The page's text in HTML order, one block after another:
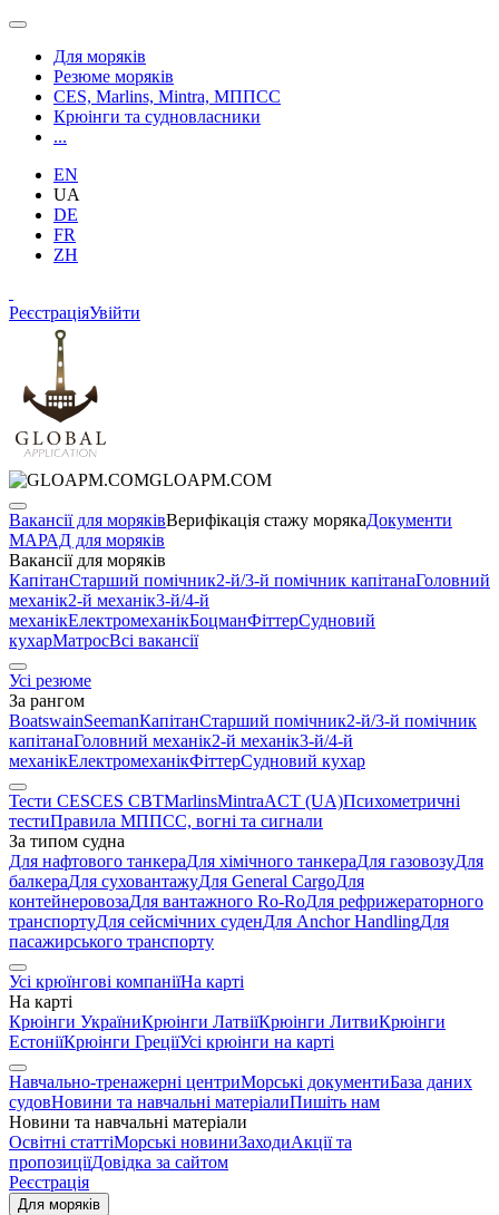
Для моряків
Резюме моряків
CES, Marlins, Mintra, МППСС
Крюінги та судновласники
...
EN
UA
DE
FR
ZH
РеєстраціяУвійти
GLOAPM.COM
Вакансії для моряківВерифікація стажу морякаДокументи
МАРАД для моряків
Вакансії для моряків
КапітанСтарший помічник2-й/3-й помічник капітанаГоловний
механік2-й механік3-й/4-й
механікЕлектромеханікБоцманФіттерСудновий
кухарМатросВсі вакансії
Усі резюме
За рангом
BoatswainSeemanКапітанСтарший помічник2-й/3-й помічник
капітанаГоловний механік2-й механік3-й/4-й
механікЕлектромеханікФіттерСудновий кухар
Тести CESCES CBTMarlinsMintraACT (UA)Психометричні
тестиПравила МППСС, вогні та сигнали
За типом судна
Для нафтового танкераДля хімічного танкераДля газовозуДля
балкераДля суховантажуДля General CargoДля
контейнеровозаДля вантажного Ro-RoДля рефрижераторного
транспортуДля сейсмічних суденДля Anchor HandlingДля
пасажирського транспорту
Усі крюїнгові компаніїНа карті
На карті
Крюінги УкраїниКрюінги ЛатвіїКрюінги ЛитвиКрюінги
ЕстоніїКрюінги ГреціїУсі крюінги на карті
Навчально-тренажерні центриМорські документиБаза даних
судовНовини та навчальні матеріалиПишіть нам
Новини та навчальні матеріали
Освітні статтіМорські новиниЗаходиАкції та
пропозиціїДовідка за сайтом
Реєстрація
Для моряків